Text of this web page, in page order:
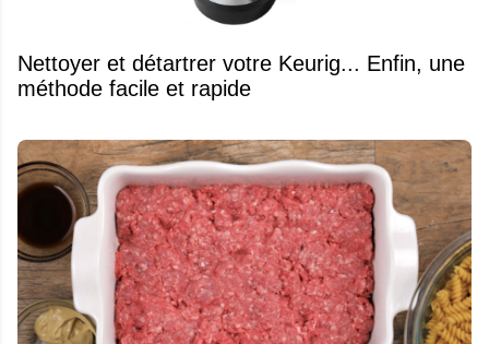
Nettoyer et détartrer votre Keurig... Enfin, une
méthode facile et rapide